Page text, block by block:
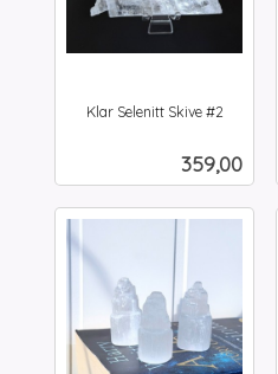
Klar Selenitt Skive #2
Pris
359,00